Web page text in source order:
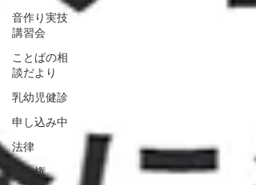
音作り実技
講習会
ことばの相
談だより
乳幼児健診
申し込み中
法律
著作権